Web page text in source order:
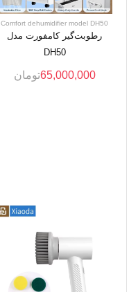
Comfort dehumidifier model DH50
رطوبت‌گیر کامفورت مدل
DH50
65,000,000تومان